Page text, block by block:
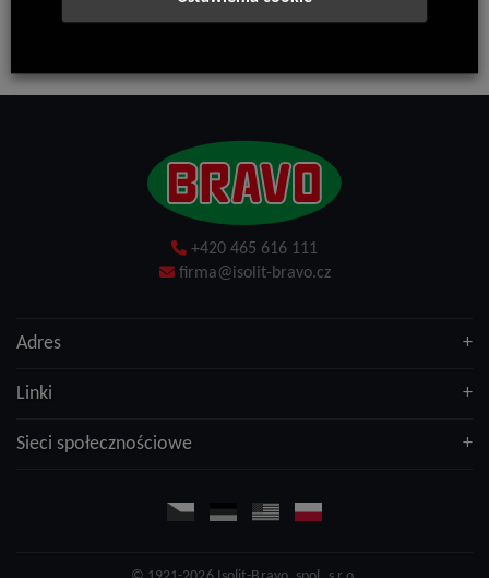
+420 465 616 111
firma@isolit-bravo.cz
Adres
Linki
Sieci społecznościowe